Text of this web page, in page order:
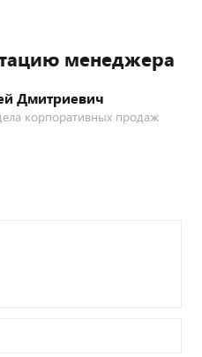
менеджера
Дмитриевич
корпоративных продаж